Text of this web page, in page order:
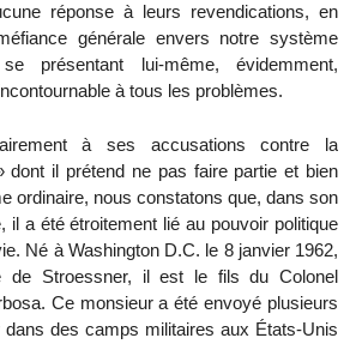
réponse à leurs revendications, en
générale envers notre système
présentant lui-même, évidemment,
à tous les problèmes.
à ses accusations contre la
dont il prétend ne pas faire partie et bien
ordinaire, nous constatons que, dans son
il a été étroitement lié au pouvoir politique
Né à Washington D.C. le 8 janvier 1962,
de Stroessner, il est le fils du Colonel
Ce monsieur a été envoyé plusieurs
des camps militaires aux États-Unis